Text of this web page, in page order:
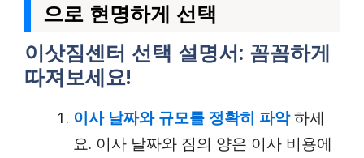
으로 현명하게 선택
이삿짐센터 선택 설명서: 꼼꼼하게
따져보세요!
이사 날짜와 규모를 정확히 파악하세
요. 이사 날짜와 짐의 양은 이사 비용에